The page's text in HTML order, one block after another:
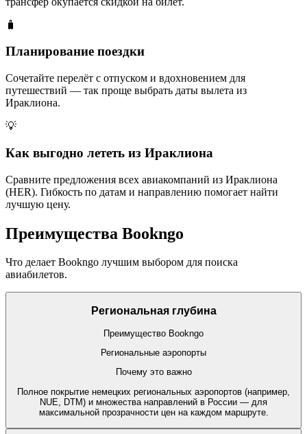
🧳
Планирование поездки
Сочетайте перелёт с отпуском и вдохновением для
путешествий — так проще выбрать даты вылета из
Ираклиона.
💡
Как выгодно лететь из Ираклиона
Сравните предложения всех авиакомпаний из Ираклиона
(HER). Гибкость по датам и направлению помогает найти
лучшую цену.
Преимущества Bookngo
Что делает Bookngo лучшим выбором для поиска
авиабилетов.
Региональная глубина
Преимущество Bookngo
Региональные аэропорты
Почему это важно
Полное покрытие немецких региональных аэропортов (например,
NUE, DTM) и множества направлений в России — для
максимальной прозрачности цен на каждом маршруте.